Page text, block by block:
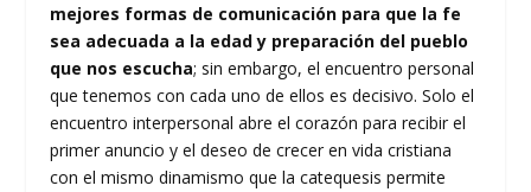
mejores formas de comunicación para que la fe
sea adecuada a la edad y preparación del pueblo
que nos escucha; sin embargo, el encuentro personal
que tenemos con cada uno de ellos es decisivo. Solo el
encuentro interpersonal abre el corazón para recibir el
primer anuncio y el deseo de crecer en vida cristiana
con el mismo dinamismo que la catequesis permite